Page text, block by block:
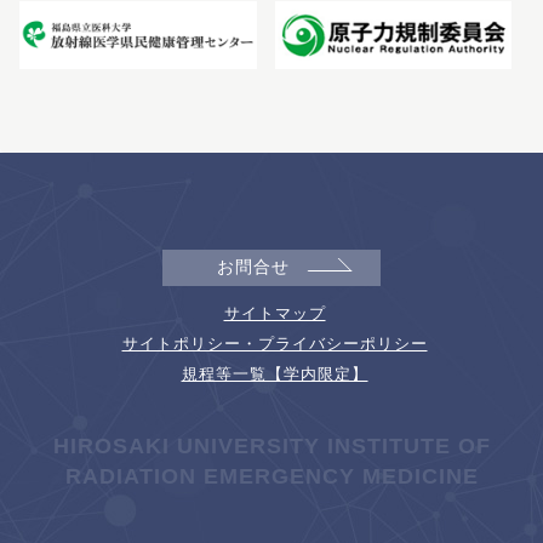
お問合せ
サイトマップ
サイトポリシー・プライバシーポリシー
規程等一覧【学内限定】
HIROSAKI UNIVERSITY INSTITUTE OF
RADIATION EMERGENCY MEDICINE